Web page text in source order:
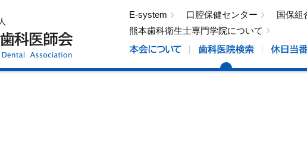
E-system 口腔保健センター
国保組
熊本歯科衛生士専門学院について